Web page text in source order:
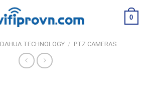
0
DAHUA TECHNOLOGY / PTZ CAMERAS